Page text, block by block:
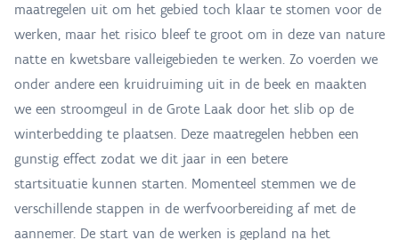
maatregelen uit om het gebied toch klaar te stomen voor de
werken, maar het risico bleef te groot om in deze van nature
natte en kwetsbare valleigebieden te werken. Zo voerden we
onder andere een kruidruiming uit in de beek en maakten
we een stroomgeul in de Grote Laak door het slib op de
winterbedding te plaatsen. Deze maatregelen hebben een
gunstig effect zodat we dit jaar in een betere
startsituatie kunnen starten. Momenteel stemmen we de
verschillende stappen in de werfvoorbereiding af met de
aannemer. De start van de werken is gepland na het